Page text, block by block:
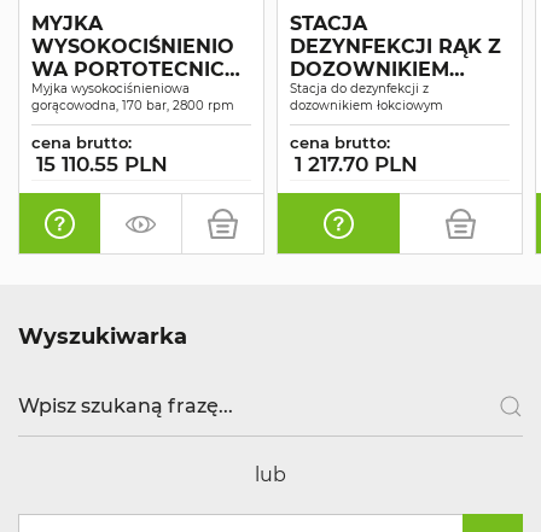
MYJKA
WYSOKOCIŚNIENIO
WA PORTOTECNICA
ARGON-H4 D1713P T
Myjka wysokociśnieniowa
gorącowodna, 170 bar, 2800 rpm
cena brutto:
15 110.55 PLN
STACJA
DEZYNFEKCJI RĄK Z
DOZOWNIKIEM
ŁOKCIOWYM 1l
JEDNOSTRONNA
Stacja do dezynfekcji z
dozownikiem łokciowym
cena brutto:
1 217.70 PLN
Wyszukiwarka
lub